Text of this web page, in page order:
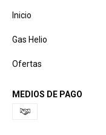
Inicio
Gas Helio
Ofertas
MEDIOS DE PAGO